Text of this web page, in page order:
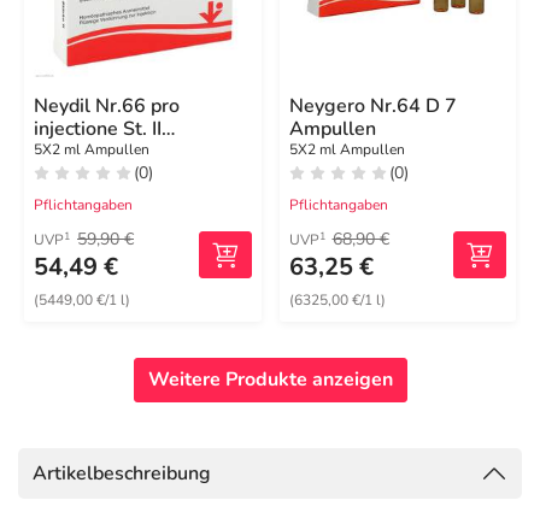
Neydil Nr.66 pro
injectione St. II
Ampullen
5X2 ml Ampullen
(0)
Pflichtangaben
UVP1 59,90 €
54,49 €
(5449,00 €/1 l)
Neygero Nr.64 D 7
Ampullen
5X2 ml Ampullen
(0)
Pflichtangaben
UVP1 68,90 €
63,25 €
(6325,00 €/1 l)
Weitere Produkte anzeigen
Artikelbeschreibung